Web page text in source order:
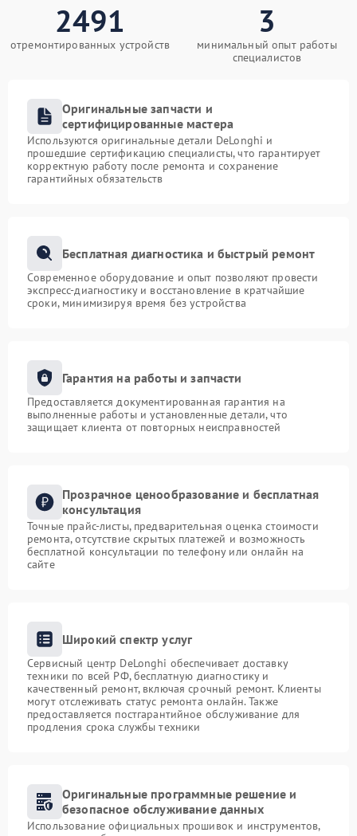
2491
отремонтированных устройств
3
минимальный опыт работы
специалистов
Оригинальные запчасти и
сертифицированные мастера
Используются оригинальные детали DeLonghi и
прошедшие сертификацию специалисты, что гарантирует
корректную работу после ремонта и сохранение
гарантийных обязательств
Бесплатная диагностика и быстрый ремонт
Современное оборудование и опыт позволяют провести
экспресс-диагностику и восстановление в кратчайшие
сроки, минимизируя время без устройства
Гарантия на работы и запчасти
Предоставляется документированная гарантия на
выполненные работы и установленные детали, что
защищает клиента от повторных неисправностей
Прозрачное ценообразование и бесплатная
консультация
Точные прайс-листы, предварительная оценка стоимости
ремонта, отсутствие скрытых платежей и возможность
бесплатной консультации по телефону или онлайн на
сайте
Широкий спектр услуг
Сервисный центр DeLonghi обеспечивает доставку
техники по всей РФ, бесплатную диагностику и
качественный ремонт, включая срочный ремонт. Клиенты
могут отслеживать статус ремонта онлайн. Также
предоставляется постгарантийное обслуживание для
продления срока службы техники
Оригинальные программные решение и
безопасное обслуживание данных
Использование официальных прошивок и инструментов,